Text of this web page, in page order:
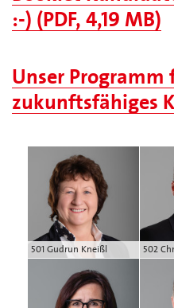
:-) (PDF, 4,19 MB)
Unser Programm
zukunftsfähiges
501 Gudrun Kneißl 502